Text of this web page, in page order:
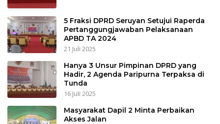
5 Fraksi DPRD Seruyan Setujui Raperda
Pertanggungjawaban Pelaksanaan
APBD TA 2024
21 Juli 2025
Hanya 3 Unsur Pimpinan DPRD yang
Hadir, 2 Agenda Paripurna Terpaksa di
Tunda
16 Juli 2025
Masyarakat Dapil 2 Minta Perbaikan
Akses Jalan